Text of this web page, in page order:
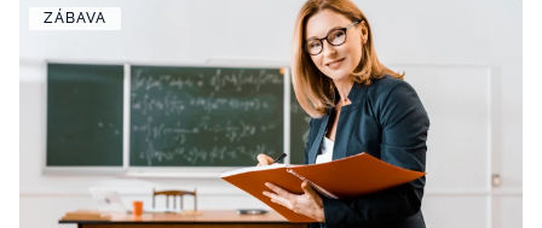
ZÁBAVA